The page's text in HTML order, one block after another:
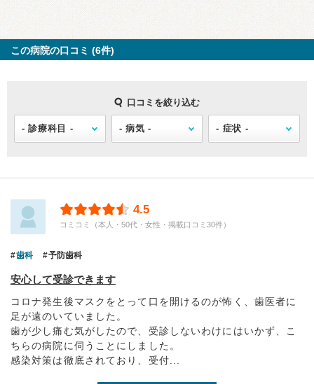
この病院の口コミ (6件)
口コミを絞り込む
4.5
コミコミ（本人・50代・女性・掲載口コミ30件）
歯科 予防歯科
安心して受診できます
コロナ発生後マスクをとって口を開けるのが怖く、歯医者に
足が遠のいていました。
歯が少し痛む気がしたので、受診しないわけにはいかず、こ
ちらの病院に伺うことにしました。
感染対策は徹底されており、受付...